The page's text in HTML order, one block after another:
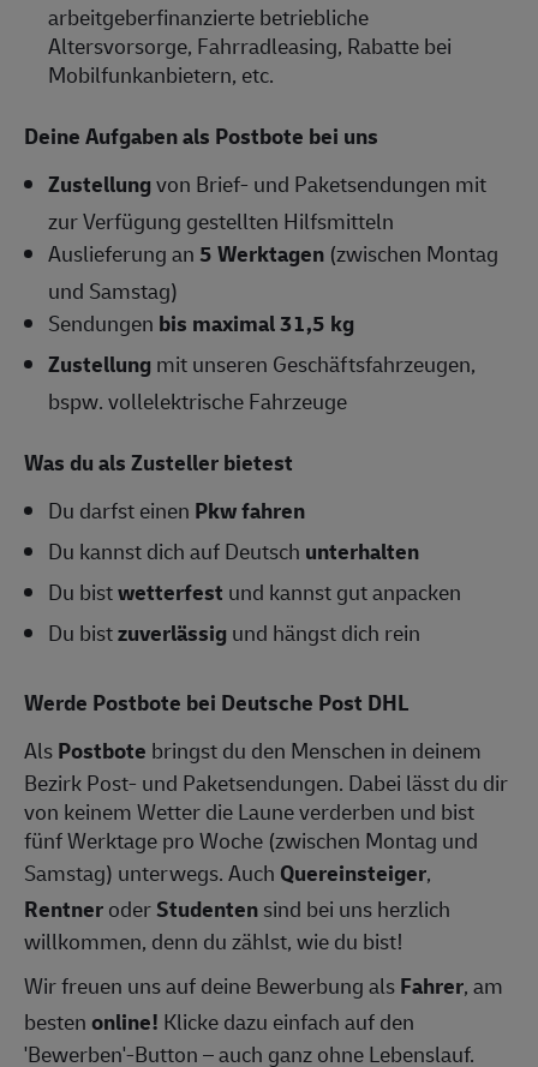
arbeitgeberfinanzierte betriebliche
Altersvorsorge, Fahrradleasing, Rabatte bei
Mobilfunkanbietern, etc.
Deine Aufgaben als Postbote bei uns
Zustellungvon Brief- und Paketsendungen mit
zur Verfügung gestellten Hilfsmitteln
Auslieferung an5 Werktagen (zwischen Montag
und Samstag)
Sendungen bis maximal 31,5 kg
Zustellungmit unseren Geschäftsfahrzeugen,
bspw. vollelektrische Fahrzeuge
Was du als Zusteller bietest
Du darfst einen Pkw fahren
Du kannst dich auf Deutsch unterhalten
Du bistwetterfest und kannst gut anpacken
Du bistzuverlässigund hängst dich rein
Werde Postbote bei Deutsche Post DHL
AlsPostbote bringst du den Menschen in deinem
Bezirk Post- und Paketsendungen. Dabei lässt du dir
von keinem Wetter die Laune verderben und bist
fünf Werktage pro Woche (zwischen Montag und
Samstag) unterwegs. Auch Quereinsteiger,
RentneroderStudentensind bei uns herzlich
willkommen, denn du zählst, wie du bist!
Wir freuen uns auf deine Bewerbung alsFahrer, am
bestenonline! Klicke dazu einfach auf den
'Bewerben'-Button – auch ganz ohne Lebenslauf.